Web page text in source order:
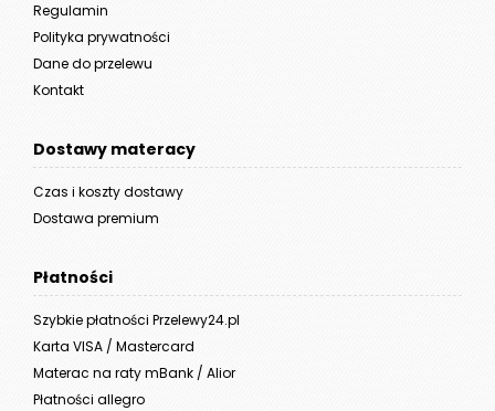
Regulamin
Polityka prywatności
Dane do przelewu
Kontakt
Dostawy materacy
Czas i koszty dostawy
Dostawa premium
Płatności
Szybkie płatności Przelewy24.pl
Karta VISA / Mastercard
Materac na raty mBank / Alior
Płatności allegro